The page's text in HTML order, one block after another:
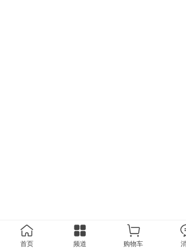
首页 频道 购物车